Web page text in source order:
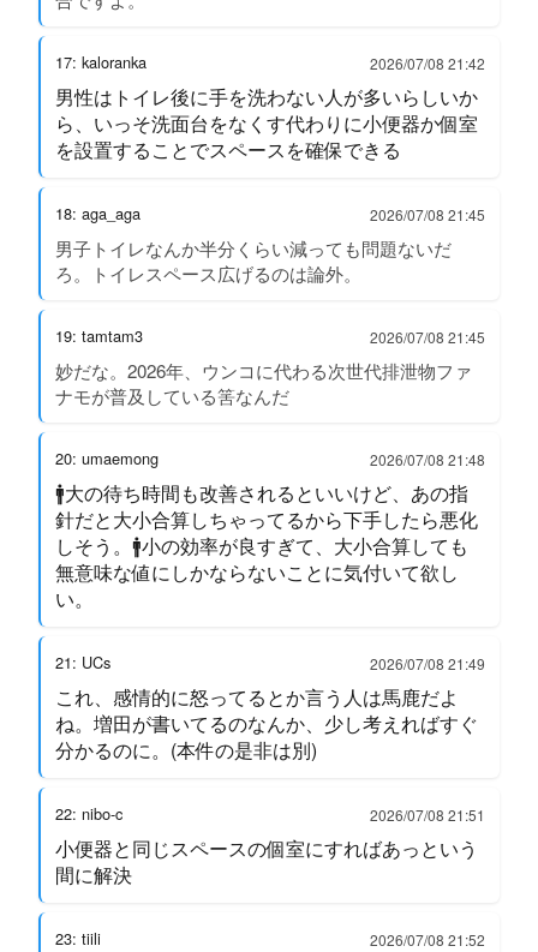
17: kaloranka 2026/07/08 21:42
男性はトイレ後に手を洗わない人が多いらしいか
ら、いっそ洗面台をなくす代わりに小便器か個室
を設置することでスペースを確保できる
18: aga_aga 2026/07/08 21:45
男子トイレなんか半分くらい減っても問題ないだ
ろ。トイレスペース広げるのは論外。
19: tamtam3 2026/07/08 21:45
妙だな。2026年、ウンコに代わる次世代排泄物ファ
ナモが普及している筈なんだ
20: umaemong 2026/07/08 21:48
🚹大の待ち時間も改善されるといいけど、あの指
針だと大小合算しちゃってるから下手したら悪化
しそう。🚹小の効率が良すぎて、大小合算しても
無意味な値にしかならないことに気付いて欲し
い。
21: UCs 2026/07/08 21:49
これ、感情的に怒ってるとか言う人は馬鹿だよ
ね。増田が書いてるのなんか、少し考えればすぐ
分かるのに。(本件の是非は別)
22: nibo-c 2026/07/08 21:51
小便器と同じスペースの個室にすればあっという
間に解決
23: tiili 2026/07/08 21:52